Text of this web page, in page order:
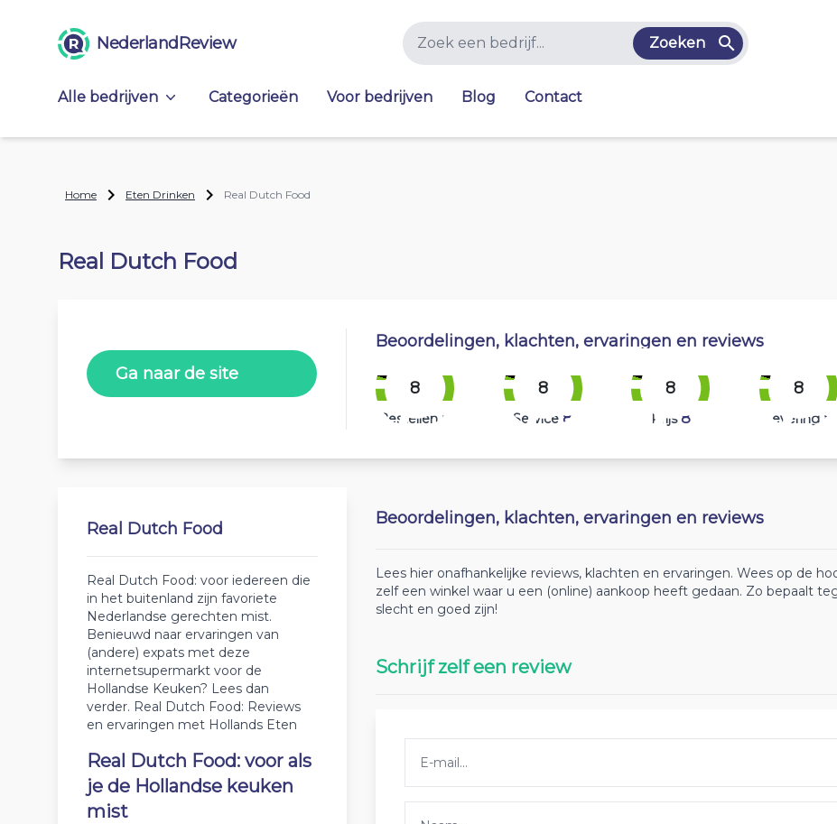
NederlandReview Zoeken
Alle bedrijven Categorieën Voor bedrijven Blog Contact
Home Eten Drinken Real Dutch Food
Real Dutch Food
Ga naar de site
Beoordelingen, klachten, ervaringen en reviews
8
Bestellen 8
8
Service 8
8
Prijs 8
8
Levering 8
Real Dutch Food
Real Dutch Food: voor iedereen die
in het buitenland zijn favoriete
Nederlandse gerechten mist.
Benieuwd naar ervaringen van
(andere) expats met deze
internetsupermarkt voor de
Hollandse Keuken? Lees dan
verder. Real Dutch Food: Reviews
en ervaringen met Hollands Eten
Real Dutch Food: voor als
je de Hollandse keuken
mist
Beoordelingen, klachten, ervaringen en reviews
Lees hier onafhankelijke reviews, klachten en ervaringen. Wees op de
zelf een winkel waar u een (online) aankoop heeft gedaan. Zo bepaalt
slecht en goed zijn!
Schrijf zelf een review